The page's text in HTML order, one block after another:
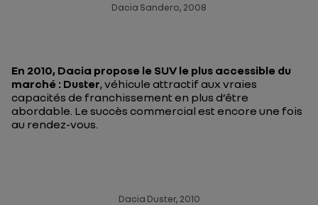
Dacia Sandero, 2008
En 2010, Dacia propose le SUV le plus accessible du
marché : Duster, véhicule attractif aux vraies
capacités de franchissement en plus d’être
abordable. Le succès commercial est encore une fois
au rendez-vous.
Dacia Duster, 2010